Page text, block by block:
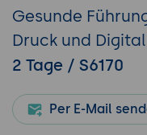
Gesunde
Druck und
2 Tage / S6170
Per E-Mail